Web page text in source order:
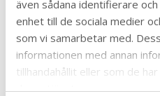
även sådana identifierare
enhet till de sociala medier
som vi samarbetar med.
informationen med annan
tillhandahållit eller som de
deras tjänster.
Ämne
Äldre och seniorer
Allmän
Arbete och praktik